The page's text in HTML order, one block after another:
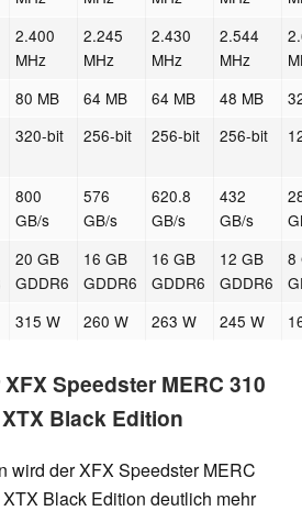
2.400
MHz
2.245
MHz
2.430
MHz
2.544
MHz
80 MB 64 MB 64 MB 48 MB
320-bit 256-bit 256-bit 256-bit
800
GB/s
576
GB/s
620.8
GB/s
432
GB/s
20 GB
GDDR6
16 GB
GDDR6
16 GB
GDDR6
12 GB
GDDR6
8
315 W 260 W 263 W 245 W
Speedster MERC 310
Black Edition
wird der XFX Speedster MERC
Black Edition deutlich mehr